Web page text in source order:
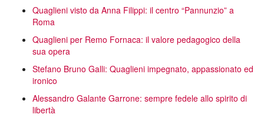
Quaglieni visto da Anna Filippi: il centro “Pannunzio” a
Roma
Quaglieni per Remo Fornaca: il valore pedagogico della
sua opera
Stefano Bruno Galli: Quaglieni impegnato, appassionato ed
ironico
Alessandro Galante Garrone: sempre fedele allo spirito di
libertà